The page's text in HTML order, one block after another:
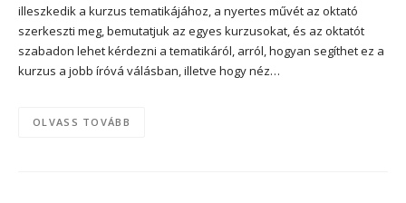
illeszkedik a kurzus tematikájához, a nyertes művét az oktató
szerkeszti meg, bemutatjuk az egyes kurzusokat, és az oktatót
szabadon lehet kérdezni a tematikáról, arról, hogyan segíthet ez a
kurzus a jobb íróvá válásban, illetve hogy néz…
OLVASS TOVÁBB